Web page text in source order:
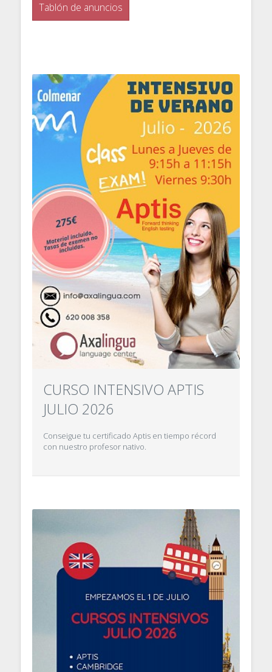
Tablón de anuncios
CURSO INTENSIVO APTIS
JULIO 2026
Conseigue tu certificado Aptis en tiempo récord
con nuestro profesor nativo.